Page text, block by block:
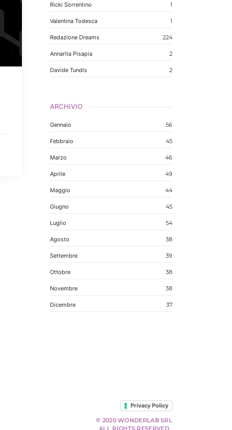
Ricki Sorrentino 1
Valentina Todesca 1
Redazione Dreams 224
Annarita Pisapia 2
Davide Tundis 2
ARCHIVIO
Gennaio 56
Febbraio 45
Marzo 46
Aprile 49
Maggio 44
Giugno 45
Luglio 54
Agosto 38
Settembre 39
Ottobre 38
Novembre 38
Dicembre 37
Privacy Policy
© 2020 WONDERLAB SRL
ALL RIGHTS RESERVED